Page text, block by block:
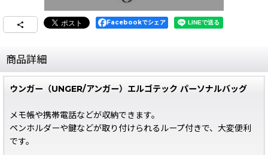
Facebookでシェア
商品詳細
ウンガー（UNGER/アンガー）エルゴテック パーソナルバッグ
メモ帳や携帯電話などが収納できます。
ペンホルダーや鍵などが取り付けられるループ付きで、大変便利
です。